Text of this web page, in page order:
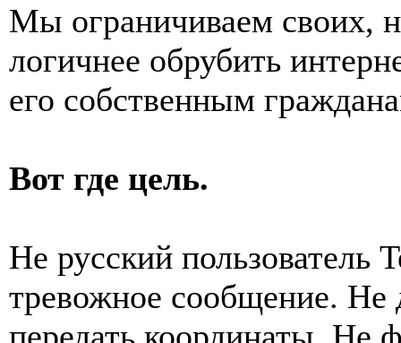
Мы ограничиваем своих,
логичнее обрубить
его собственным
Вот где цель.
Не русский
тревожное сообщение. Не